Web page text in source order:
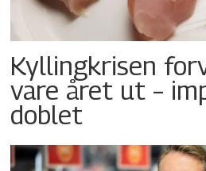
Kyllingkrisen
vare året ut –
doblet